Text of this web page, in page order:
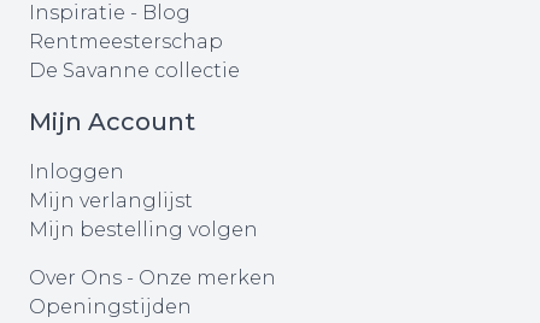
Inspiratie - Blog
Rentmeesterschap
De Savanne collectie
Mijn Account
Inloggen
Mijn verlanglijst
Mijn bestelling volgen
Over Ons - Onze merken
Openingstijden